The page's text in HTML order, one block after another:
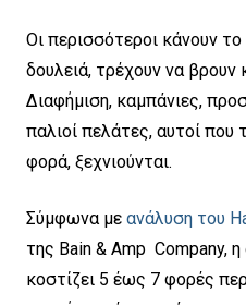
Οι περισσότεροι κάνουν
δουλειά, τρέχουν να βρουν
Διαφήμιση, καμπάνιες,
παλιοί πελάτες, αυτοί που
φορά, ξεχνιούνται.
Σύμφωνα με ανάλυση του
της Bain & Amp Company,
κοστίζει 5 έως 7 φορές